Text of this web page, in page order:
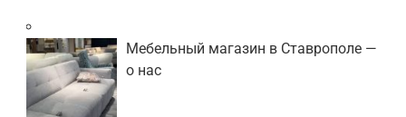
Мебельный магазин в Ставрополе —
о нас